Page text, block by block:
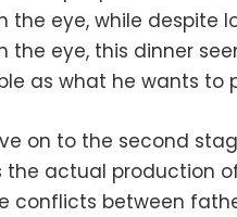
the eye, while despite
the eye, this dinner
as what he wants to
on to the second
the actual production
conflicts between